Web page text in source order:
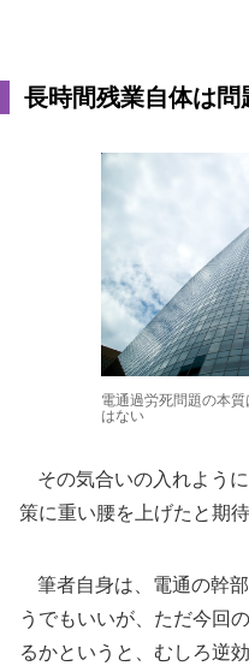
長時間残業自体は
電通過労死問題の本
はない
その気合いの入れよう
策に重い腰を上げたと期
筆者自身は、電通の幹
うでもいいが、ただ今回
るかというと、むしろ逆